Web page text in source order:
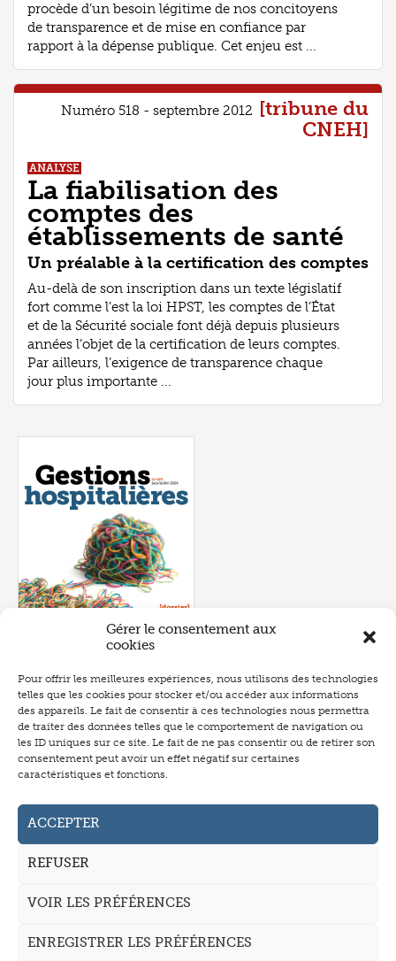
Gérer le consentement aux
cookies
Pour offrir les meilleures expériences, nous utilisons des technologies
telles que les cookies pour stocker et/ou accéder aux informations
des appareils. Le fait de consentir à ces technologies nous permettra
de traiter des données telles que le comportement de navigation ou
les ID uniques sur ce site. Le fait de ne pas consentir ou de retirer son
consentement peut avoir un effet négatif sur certaines
caractéristiques et fonctions.
ACCEPTER
REFUSER
VOIR LES PRÉFÉRENCES
ENREGISTRER LES PRÉFÉRENCES
procède d’un besoin légitime de nos concitoyens
de transparence et de mise en confiance par
rapport à la dépense publique. Cet enjeu est ...
Numéro 518 - septembre 2012 [tribune du
CNEH]
ANALYSE
La fiabilisation des
comptes des
établissements de santé
Un préalable à la certification des comptes
Au-delà de son inscription dans un texte législatif
fort comme l’est la loi HPST, les comptes de l’État
et de la Sécurité sociale font déjà depuis plusieurs
années l’objet de la certification de leurs comptes.
Par ailleurs, l’exigence de transparence chaque
jour plus importante ...
Numéro 657- juin 2026
Annonceurs
Auteurs
Mentions légales
CGV